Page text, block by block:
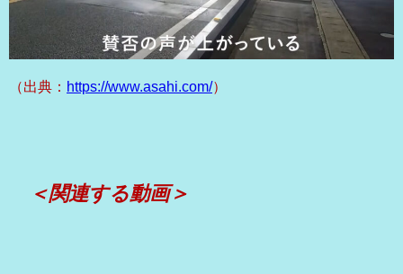
（出典： https://www.asahi.com/）
＜関連する動画＞